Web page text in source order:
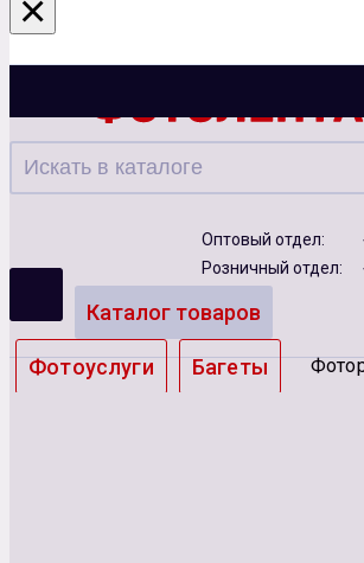
Казань
Оптовый отдел:
Розничный отдел:
Каталог товаров
Фотоуслуги Багеты
×